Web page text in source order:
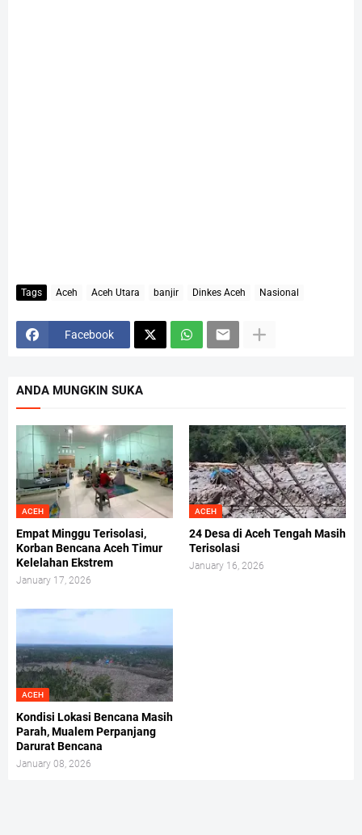
Tags Aceh Aceh Utara banjir Dinkes Aceh Nasional
Facebook
ANDA MUNGKIN SUKA
ACEH
Empat Minggu Terisolasi,
Korban Bencana Aceh Timur
Kelelahan Ekstrem
January 17, 2026
ACEH
24 Desa di Aceh Tengah Masih
Terisolasi
January 16, 2026
ACEH
Kondisi Lokasi Bencana Masih
Parah, Mualem Perpanjang
Darurat Bencana
January 08, 2026